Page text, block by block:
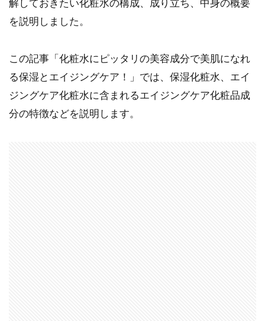
解しておきたい化粧水の構成、成り立ち、中身の概要
を説明しました。
この記事「化粧水にピッタリの美容成分で美肌になれ
る保湿とエイジングケア！」では、保湿化粧水、エイ
ジングケア化粧水に含まれるエイジングケア化粧品成
分の特徴などを説明します。